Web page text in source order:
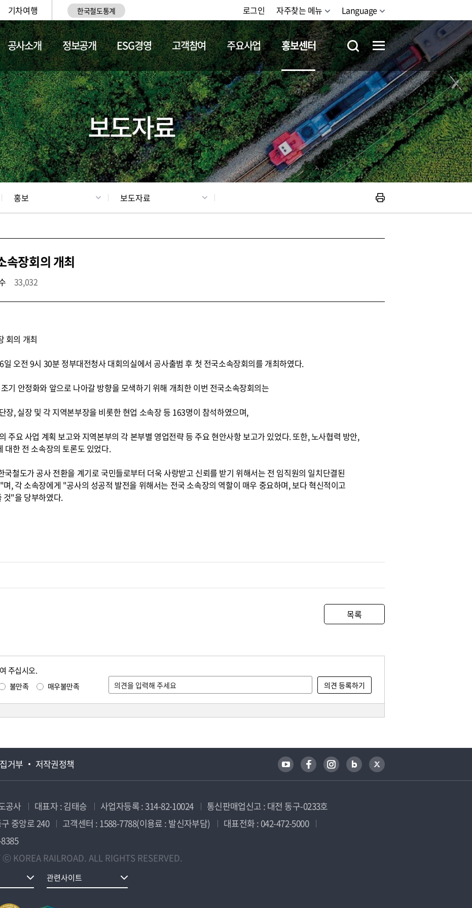
기차여행 한국철도통계 로그인 자주찾는 메뉴 Language
공사소개 정보공개 ESG경영 고객참여 주요사업 홍보센터
사업 갤러리 기차소개 철도체험
보도자료
홍보 보도자료
속장회의 개최
33,032
회의 개최
오전 9시 30분 정부대전청사 대회의실에서 공사출범 후 첫 전국소속장회의를 개최하였다.
기 안정화와 앞으로 나아갈 방향을 모색하기 위해 개최한 이번 전국소속장회의는
장, 실장 및 각 지역본부장을 비롯한 현업 소속장 등 163명이 참석하였으며,
주요 사업 계획 보고와 지역본부의 각 본부별 영업전략 등 주요 현안사항 보고가 있었다. 또한, 노사협력 방안,
대한 전 소속장의 토론도 있었다.
철도가 공사 전환을 계기로 국민들로부터 더욱 사랑받고 신뢰를 받기 위해서는 전 임직원의 일치단결된
, 각 소속장에게 "공사의 성공적 발전을 위해서는 전국 소속장의 역할이 매우 중요하며, 보다 혁신적이고
것"을 당부하였다.
목록
주십시오.
불만족 매우불만족
거부 저작권정책
공사 대표자 : 김태승 사업자등록 : 314-82-10024
통신판매업신고 : 대전 동구-0233호
중앙로 240
고객센터 : 1588-7788(이용료 : 발신자부담)
대표전화 : 042-472-5000
ⓒ KOREA RAILROAD. ALL RIGHTS RESERVED.
관련사이트